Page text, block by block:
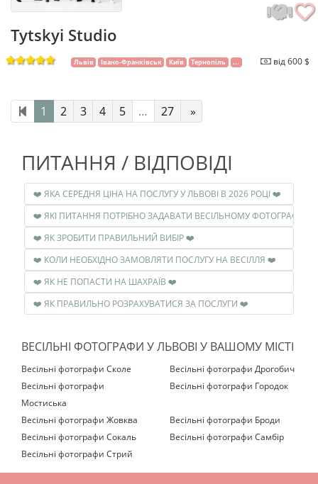
Tytskyi Studio
Львів Івано-Франківськ Київ Тернопіль ... від 600 $
1 2 3 4 5 … 27 »
ПИТАННЯ / ВІДПОВІДІ
❤️ ЯКА СЕРЕДНЯ ЦІНА НА ПОСЛУГУ У ЛЬВОВІ В 2026 РОЦІ ❤️
❤️ ЯК ЗРОБИТИ ПРАВИЛЬНИЙ ВИБІР ❤️
❤️ КОЛИ НЕОБХІДНО ЗАМОВЛЯТИ ПОСЛУГУ НА ВЕСІЛЛЯ ❤️
❤️ ЯК НЕ ПОПАСТИ НА ШАХРАЇВ ❤️
❤️ ЯК ПРАВИЛЬНО РОЗРАХУВАТИСЯ ЗА ПОСЛУГИ ❤️
ВЕСІЛЬНІ ФОТОГРАФИ У ЛЬВОВІ У ВАШОМУ МІСТІ
Весільні фотографи Сколе
Весільні фотографи Дрогобич
Весільні фотографи
Мостиська‎
Весільні фотографи Городок
Весільні фотографи Жовква
Весільні фотографи Броди
Весільні фотографи Сокаль
Весільні фотографи Самбір
Весільні фотографи Стрий